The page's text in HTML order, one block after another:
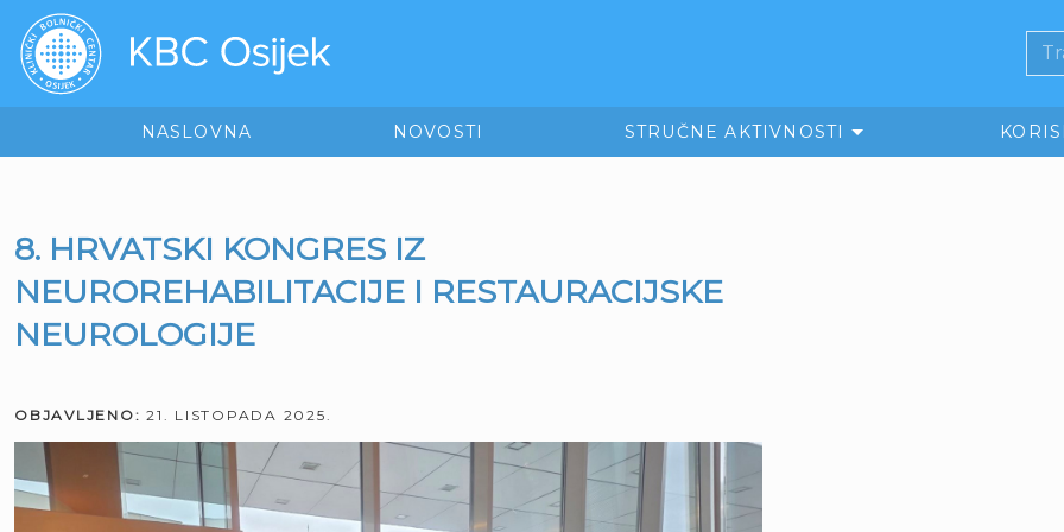
NASLOVNA NOVOSTI STRUČNE AKTIVNOSTI
8. HRVATSKI KONGRES IZ
NEUROREHABILITACIJE I RESTAURACIJSKE
NEUROLOGIJE
OBJAVLJENO: 21. LISTOPADA 2025.